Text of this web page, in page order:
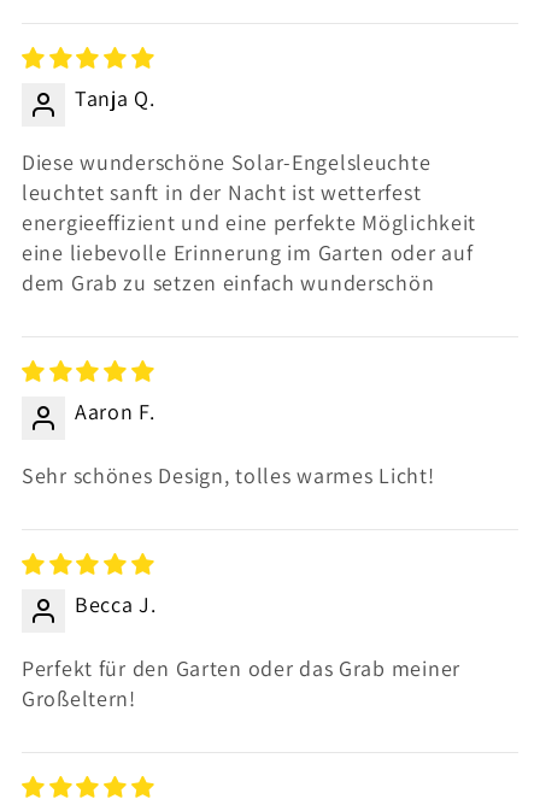
Tanja Q.
Diese wunderschöne Solar-Engelsleuchte
leuchtet sanft in der Nacht ist wetterfest
energieeffizient und eine perfekte Möglichkeit
eine liebevolle Erinnerung im Garten oder auf
dem Grab zu setzen einfach wunderschön
Aaron F.
Sehr schönes Design, tolles warmes Licht!
Becca J.
Perfekt für den Garten oder das Grab meiner
Großeltern!